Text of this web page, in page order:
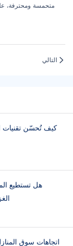
متحمسة ومحترفة،
التالي
كيف تُحسّن تقنيات
هل تستطيع
اتجاهات سوق